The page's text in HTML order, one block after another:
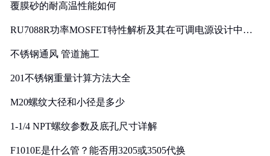
覆膜砂的耐高温性能如何
RU7088R功率MOSFET特性解析及其在可调电源设计中的
不锈钢通风 管道施工
201不锈钢重量计算方法大全
M20螺纹大径和小径是多少
1-1/4 NPT螺纹参数及底孔尺寸详解
F1010E是什么管？能否用3205或3505代换